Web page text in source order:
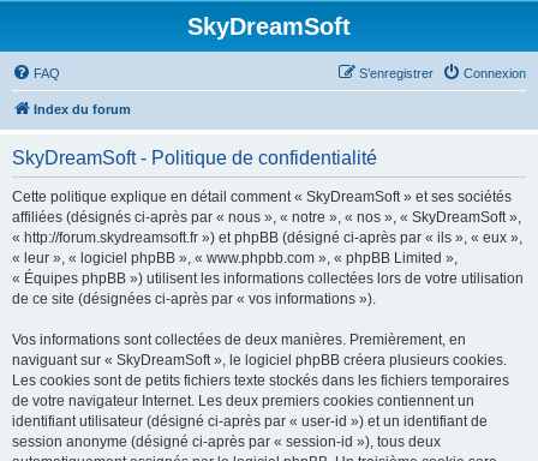
SkyDreamSoft
FAQ Connexion
S’enregistrer
Index du forum
SkyDreamSoft - Politique de confidentialité
Cette politique explique en détail comment « SkyDreamSoft » et ses sociétés
affiliées (désignés ci-après par « nous », « notre », « nos », « SkyDreamSoft »,
« http://forum.skydreamsoft.fr ») et phpBB (désigné ci-après par « ils », « eux »,
« leur », « logiciel phpBB », « www.phpbb.com », « phpBB Limited »,
« Équipes phpBB ») utilisent les informations collectées lors de votre utilisation
de ce site (désignées ci-après par « vos informations »).
Vos informations sont collectées de deux manières. Premièrement, en
naviguant sur « SkyDreamSoft », le logiciel phpBB créera plusieurs cookies.
Les cookies sont de petits fichiers texte stockés dans les fichiers temporaires
de votre navigateur Internet. Les deux premiers cookies contiennent un
identifiant utilisateur (désigné ci-après par « user-id ») et un identifiant de
session anonyme (désigné ci-après par « session-id »), tous deux